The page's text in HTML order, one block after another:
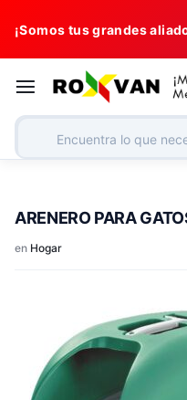
¡Somos tus grandes
ARENERO PARA
en Hogar